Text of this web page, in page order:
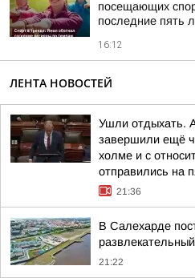
посещающих
последние пять
16:12
ЛЕНТА НОВОСТЕЙ
Ушли отдыхать.
завершили ещё
холме и с
отправились на
21:36
В Салехарде
21:22